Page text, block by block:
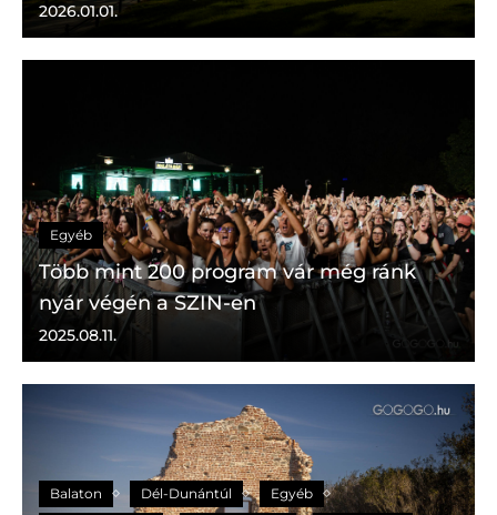
2026.01.01.
Egyéb
Több mint 200 program vár még ránk
nyár végén a SZIN-en
2025.08.11.
Balaton Dél-Dunántúl
Egyéb